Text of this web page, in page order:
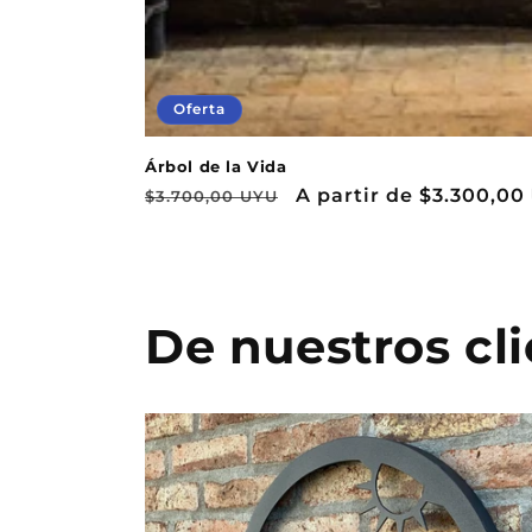
Oferta
Árbol de la Vida
Precio
$3.700,00 UYU
Precio
A partir de $3.300,00
De nuestros